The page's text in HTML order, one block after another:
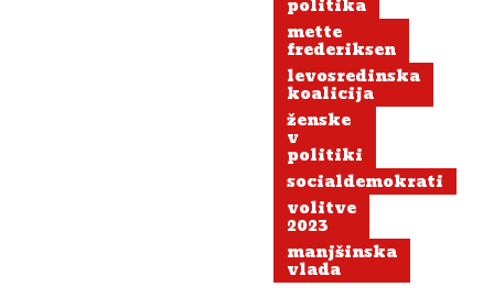
politika
mette
frederiksen
levosredinska
koalicija
ženske
v
politiki
socialdemokrati
volitve
2023
manjšinska
vlada